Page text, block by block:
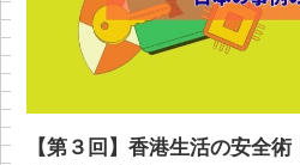
【第３回】香港生活の安全